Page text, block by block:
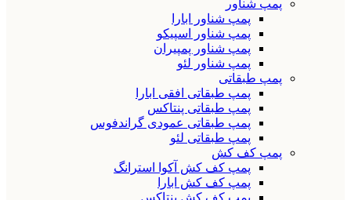
پمپ شناور
پمپ شناور ابارا
پمپ شناور اسپیکو
پمپ شناور پمپیران
پمپ شناور لئو
پمپ طبقاتی
پمپ طبقاتی افقی ابارا
پمپ طبقاتی پنتاکس
پمپ طبقاتی عمودی گراندفوس
پمپ طبقاتی لئو
پمپ کف کش
پمپ کف کش آکوا استرانگ
پمپ کف کش ابارا
پمپ کف کش پنتاکس